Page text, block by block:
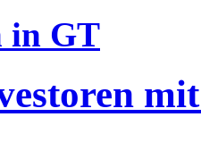
in GT